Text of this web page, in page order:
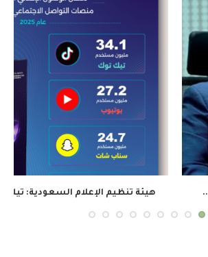
السعودية: تيك توك يتصدر الوصول...